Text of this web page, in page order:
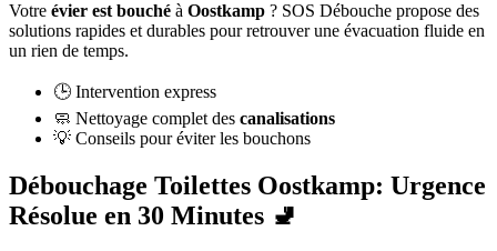
Votre évier est bouché à Oostkamp ? SOS Débouche propose des
solutions rapides et durables pour retrouver une évacuation fluide en
un rien de temps.
🕒 Intervention express
🧼 Nettoyage complet des canalisations
💡 Conseils pour éviter les bouchons
Débouchage Toilettes Oostkamp: Urgence
Résolue en 30 Minutes 🚽